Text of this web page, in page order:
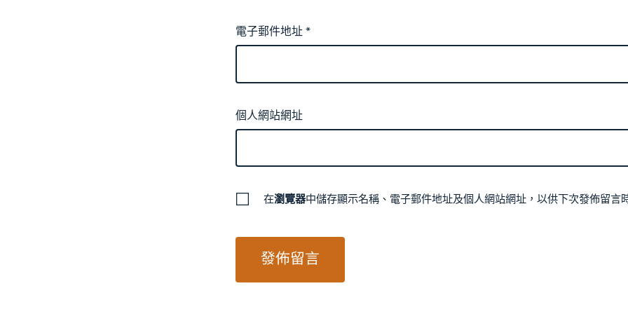
電子郵件地址*
個人網站網址
在瀏覽器中儲存顯示名稱、電子郵件地址及個人網站網址，以供下次發佈留言